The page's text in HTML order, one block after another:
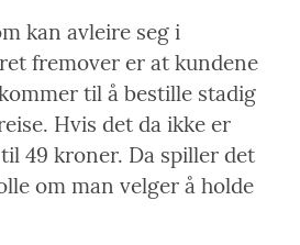
kan avleire seg i
fremover er at kundene
til å bestille stadig
Hvis det da ikke er
49 kroner. Da spiller det
om man velger å holde